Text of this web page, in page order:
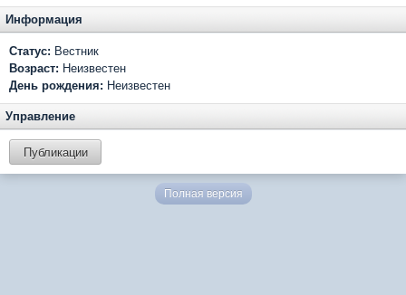
Информация
Статус: Вестник
Возраст: Неизвестен
День рождения: Неизвестен
Управление
Публикации
Полная версия